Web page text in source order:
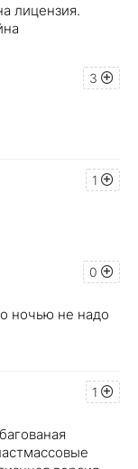
лицензия.
3
1
0
ночью не надо
1